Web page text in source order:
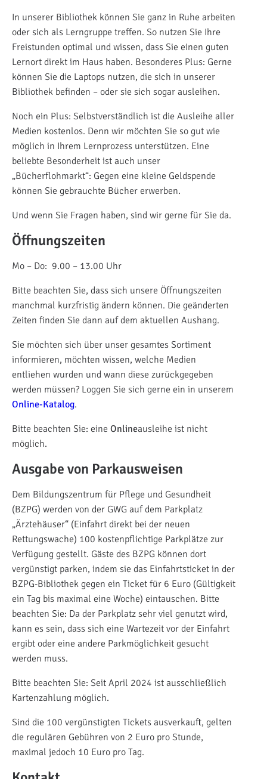
In unserer Bibliothek können Sie ganz in Ruhe arbeiten
oder sich als Lerngruppe treffen. So nutzen Sie Ihre
Freistunden optimal und wissen, dass Sie einen guten
Lernort direkt im Haus haben. Besonderes Plus: Gerne
können Sie die Laptops nutzen, die sich in unserer
Bibliothek befinden – oder sie sich sogar ausleihen.
Noch ein Plus: Selbstverständlich ist die Ausleihe aller
Medien kostenlos. Denn wir möchten Sie so gut wie
möglich in Ihrem Lernprozess unterstützen. Eine
beliebte Besonderheit ist auch unser
„Bücherflohmarkt“: Gegen eine kleine Geldspende
können Sie gebrauchte Bücher erwerben.
Und wenn Sie Fragen haben, sind wir gerne für Sie da.
Öffnungszeiten
Mo – Do: 9.00 – 13.00 Uhr
Bitte beachten Sie, dass sich unsere Öffnungszeiten
manchmal kurzfristig ändern können. Die geänderten
Zeiten finden Sie dann auf dem aktuellen Aushang.
Sie möchten sich über unser gesamtes Sortiment
informieren, möchten wissen, welche Medien
entliehen wurden und wann diese zurückgegeben
werden müssen? Loggen Sie sich gerne ein in unserem
Online-Katalog.
Bitte beachten Sie: eine Onlineausleihe ist nicht
möglich.
Ausgabe von Parkausweisen
Dem Bildungszentrum für Pflege und Gesundheit
(BZPG) werden von der GWG auf dem Parkplatz
„Ärztehäuser“ (Einfahrt direkt bei der neuen
Rettungswache) 100 kostenpflichtige Parkplätze zur
Verfügung gestellt. Gäste des BZPG können dort
vergünstigt parken, indem sie das Einfahrtsticket in der
BZPG-Bibliothek gegen ein Ticket für 6 Euro (Gültigkeit
ein Tag bis maximal eine Woche) eintauschen. Bitte
beachten Sie: Da der Parkplatz sehr viel genutzt wird,
kann es sein, dass sich eine Wartezeit vor der Einfahrt
ergibt oder eine andere Parkmöglichkeit gesucht
werden muss.
Bitte beachten Sie: Seit April 2024 ist ausschließlich
Kartenzahlung möglich.
Sind die 100 vergünstigten Tickets ausverkauft, gelten
die regulären Gebühren von 2 Euro pro Stunde,
maximal jedoch 10 Euro pro Tag.